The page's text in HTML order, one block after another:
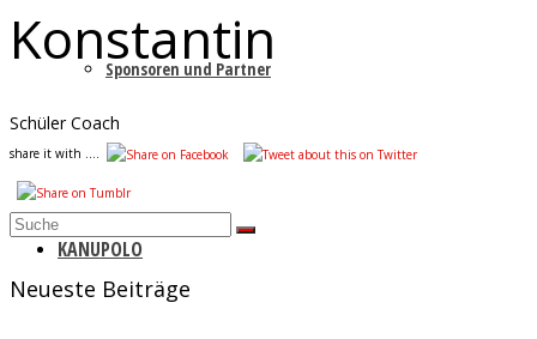
Sponsoren und Partner
KANUPOLO
Konstantin
Schüler Coach
share it with ....
Suche
nach:
Neueste Beiträge